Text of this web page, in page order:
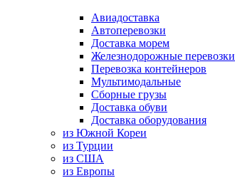
Авиадоставка
Автоперевозки
Доставка морем
Железнодорожные перевозки
Перевозка контейнеров
Мультимодальные
Сборные грузы
Доставка обуви
Доставка оборудования
из Южной Кореи
из Турции
из США
из Европы